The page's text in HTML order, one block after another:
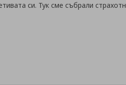
си. Тук сме събрали